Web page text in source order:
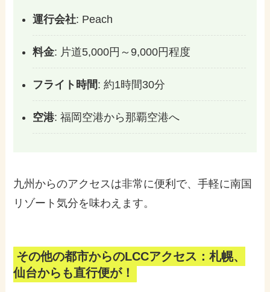
運行会社: Peach
料金: 片道5,000円～9,000円程度
フライト時間: 約1時間30分
空港: 福岡空港から那覇空港へ
九州からのアクセスは非常に便利で、手軽に南国
リゾート気分を味わえます。
その他の都市からのLCCアクセス：札幌、
仙台からも直行便が！